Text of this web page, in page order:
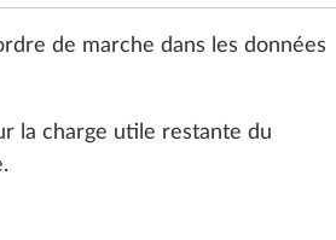
de marche dans les données
la charge utile restante du